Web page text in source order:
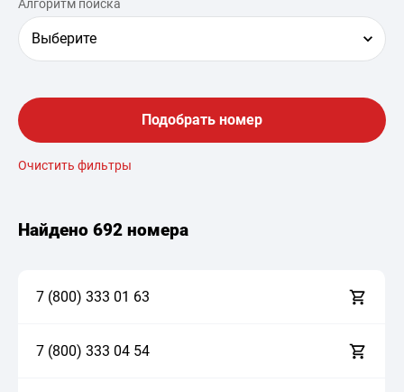
Алгоритм поиска
Выберите
Подобрать номер
Очистить фильтры
Найдено 692 номера
7 (800) 333 01 63
7 (800) 333 04 54